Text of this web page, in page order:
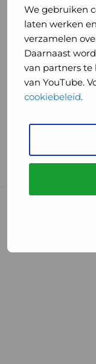
We gebruiken
laten werken
verzamelen
Daarnaast
van partners te
van YouTube.
cookiebeleid.
of
GGD
GHOR
of
GGD
GGD Reizen op
GGD Reizen
GGD